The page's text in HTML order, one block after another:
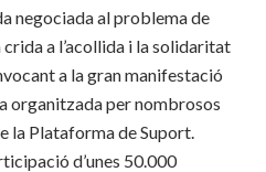
negociada al problema de
crida a l’acollida i la solidaritat
a la gran manifestació
organitzada per nombrosos
la Plataforma de Suport.
d’unes 50.000